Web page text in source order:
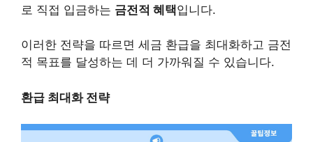
로 직접 입금하는 금전적 혜택입니다.
이러한 전략을 따르면 세금 환급을 최대화하고 금전
적 목표를 달성하는 데 더 가까워질 수 있습니다.
환급 최대화 전략